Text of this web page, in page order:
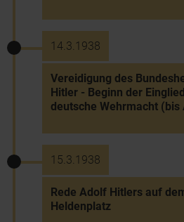
14.3.1938
Vereidigung des
Hitler - Beginn der
deutsche Wehrmacht (bis
15.3.1938
Rede Adolf Hitlers auf
Heldenplatz